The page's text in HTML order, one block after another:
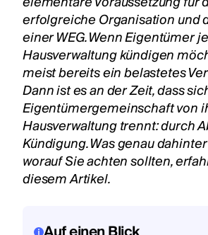
erfolgreiche Organisation und
einer WEG. Wenn Eigentümer
Hausverwaltung kündigen
meist bereits ein belastetes
Dann ist es an der Zeit, dass
Eigentümergemeinschaft von
Hausverwaltung trennt: durch
Kündigung. Was genau
worauf Sie achten sollten,
diesem Artikel.